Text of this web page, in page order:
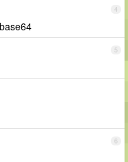
4
5
6